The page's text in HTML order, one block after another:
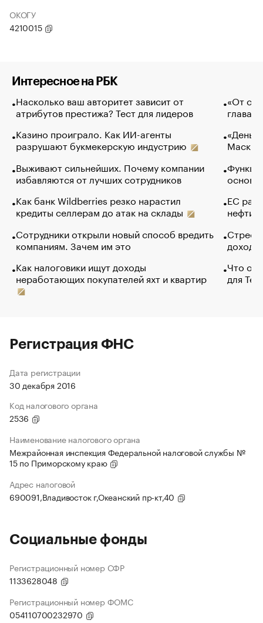
ОКОГУ
4210015
Интересное на РБК
Насколько ваш авторитет зависит от
атрибутов престижа? Тест для лидеров
Казино проиграло. Как ИИ-агенты
разрушают букмекерскую индустрию
Выживают сильнейших. Почему компании
избавляются от лучших сотрудников
Как банк Wildberries резко нарастил
кредиты селлерам до атак на склады
Сотрудники открыли новый способ вредить
компаниям. Зачем им это
Как налоговики ищут доходы
неработающих покупателей яхт и квартир
«От
глава
Маск в
основ
ЕС
нефти
Что
для
Регистрация ФНС
Дата регистрации
30 декабря 2016
Код налогового органа
2536
Наименование налогового органа
Межрайонная инспекция Федеральной налоговой службы №
15 по Приморскому краю
Адрес налоговой
690091,Владивосток г,Океанский пр-кт,40
Социальные фонды
Регистрационный номер СФР
1133628048
Регистрационный номер ФОМС
054110700232970